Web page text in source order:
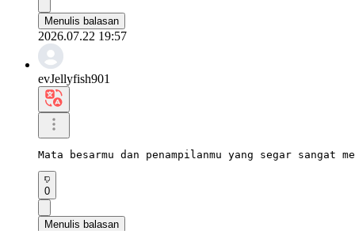
Menulis balasan
2026.07.22 19:57
evJellyfish901
Mata besarmu dan penampilanmu yang segar sangat
0
Menulis balasan